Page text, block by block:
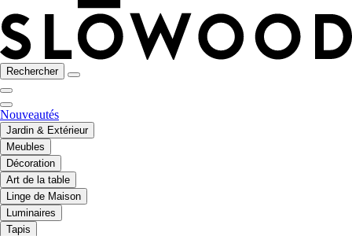
Rechercher
Nouveautés
Jardin & Extérieur
Meubles
Décoration
Art de la table
Linge de Maison
Luminaires
Tapis